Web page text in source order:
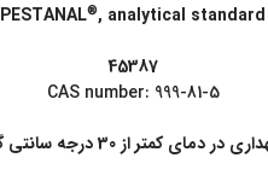
PESTANAL®, analytical standard
45387
CAS number: 999-81-5
در دمای کمتر از 30 درجه سانتی گراد